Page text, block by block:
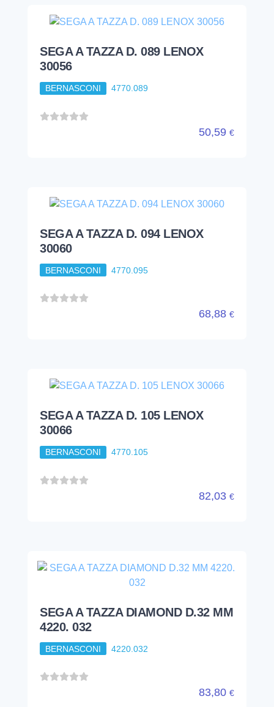
SEGA A TAZZA D. 089 LENOX
30056
BERNASCONI 4770.089
50,59 €
SEGA A TAZZA D. 094 LENOX
30060
BERNASCONI 4770.095
68,88 €
SEGA A TAZZA D. 105 LENOX
30066
BERNASCONI 4770.105
82,03 €
SEGA A TAZZA DIAMOND D.32 MM
4220. 032
BERNASCONI 4220.032
83,80 €